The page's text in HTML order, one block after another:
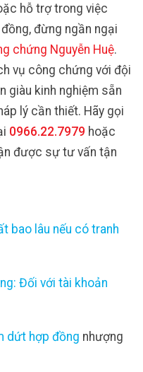
hỗ trợ trong việc
đừng ngần ngại
chứng Nguyễn Huệ.
vụ công chứng với đội
giàu kinh nghiệm sẵn
lý cần thiết. Hãy gọi
0966.22.7979 hoặc
được sự tư vấn tận
bao lâu nếu có tranh
Đối với tài khoản
dứt hợp đồng nhượng